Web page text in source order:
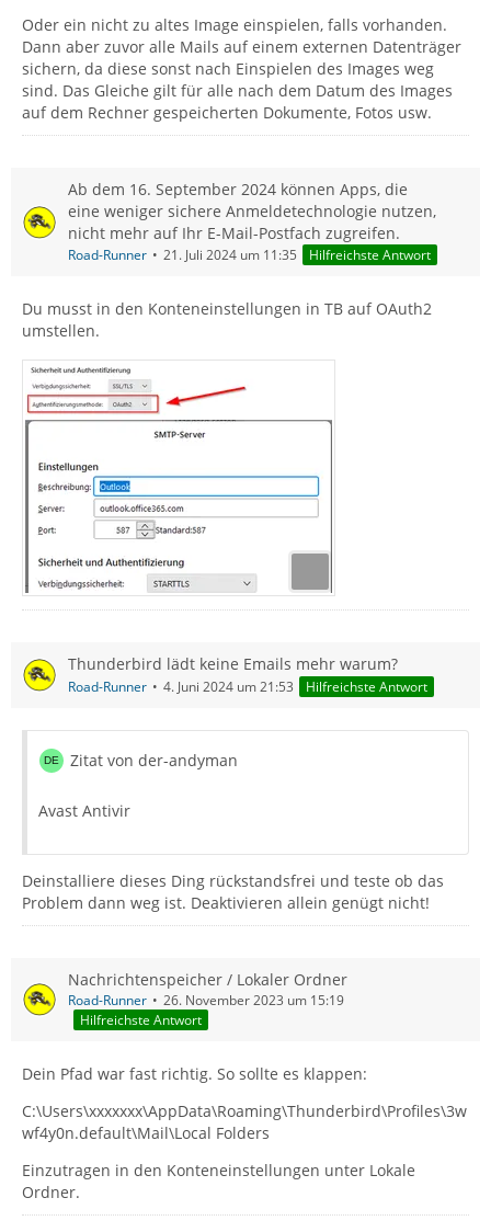
Oder ein nicht zu altes Image einspielen, falls vorhanden.
Dann aber zuvor alle Mails auf einem externen Datenträger
sichern, da diese sonst nach Einspielen des Images weg
sind. Das Gleiche gilt für alle nach dem Datum des Images
auf dem Rechner gespeicherten Dokumente, Fotos usw.
Ab dem 16. September 2024 können Apps, die
eine weniger sichere Anmeldetechnologie nutzen,
nicht mehr auf Ihr E-Mail-Postfach zugreifen.
Road-Runner 21. Juli 2024 um 11:35 Hilfreichste Antwort
Du musst in den Konteneinstellungen in TB auf OAuth2
umstellen.
Thunderbird lädt keine Emails mehr warum?
Road-Runner 4. Juni 2024 um 21:53 Hilfreichste Antwort
Zitat von der-andyman
Avast Antivir
Deinstalliere dieses Ding rückstandsfrei und teste ob das
Problem dann weg ist. Deaktivieren allein genügt nicht!
Nachrichtenspeicher / Lokaler Ordner
Road-Runner
26. November 2023 um 15:19
Hilfreichste Antwort
Dein Pfad war fast richtig. So sollte es klappen:
C:\Users\xxxxxxx\AppData\Roaming\Thunderbird\Profiles\3w
wf4y0n.default\Mail\Local Folders
Einzutragen in den Konteneinstellungen unter Lokale
Ordner.